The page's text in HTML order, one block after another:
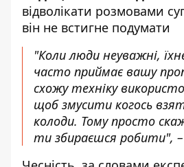
відволікати розмовами
він не встигне подумати
"Коли люди неуважні,
часто приймає вашу
схожу техніку
щоб змусити когось
колоди. Тому просто
ти збираєшся робити", –